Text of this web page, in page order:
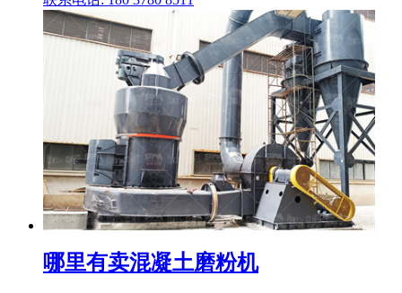
哪里有卖混凝土磨粉机